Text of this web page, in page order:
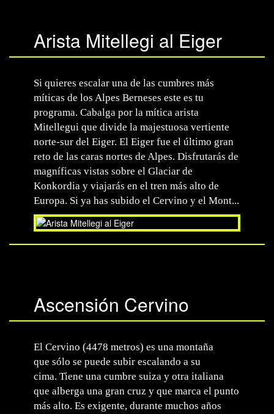
Arista Mitellegi al Eiger
Si quieres escalar una de las cumbres más
míticas de los Alpes Berneses este es tu
programa. Cabalga por la mítica arista
Mitellegui que divide la majestuosa vertiente
norte-sur del Eiger. El Eiger fue el último gran
reto de las caras nortes de Alpes. Disfrutarás de
magníficas vistas sobre el Glaciar de
Konkordia y viajarás en el tren más alto de
Europa. Si ya has subido el Cervino y el Mont...
Ascensión Cervino
El Cervino (4478 metros) es una montaña
que sólo se puede subir escalando a su
cima. Tiene una cumbre suiza y otra italiana
que alberga una gran cruz y que marca el punto
más alto. Es exigente, durante muchos años